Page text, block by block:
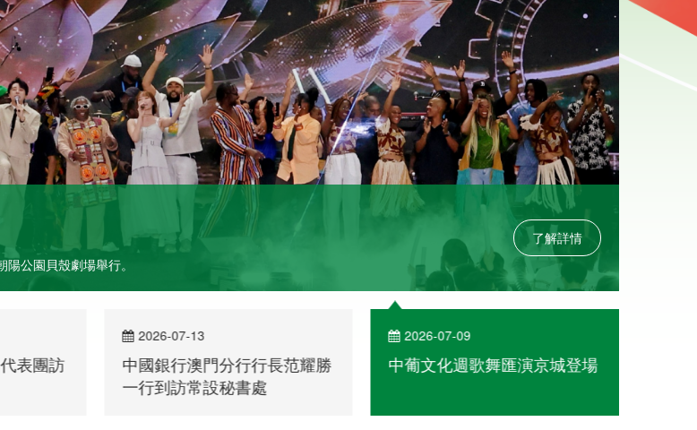
公園貝殼劇場舉行。
了解詳情
表團訪
2026-07-13
中國銀行澳門分行行長范耀勝
一行到訪常設秘書處
2026-07-09
中葡文化週歌舞匯演京城登場